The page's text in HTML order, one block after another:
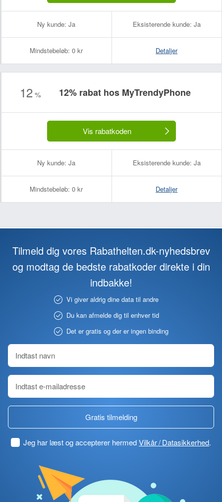
Ny kunde: Ja Eksisterende kunde: Ja
Mindstebeløb: 0 kr Detaljer
12 % 12% rabat hos MyTrendyPhone
Vis rabatkoden
Ny kunde: Ja Eksisterende kunde: Ja
Mindstebeløb: 0 kr Detaljer
Tilmeld dig vores Rabathelten.dk-nyhedsbrev
og modtag de bedste rabatkoder direkte i din
indbakke!
Vi giver aldrig dine data til andre
Du kan afmelde dig til enhver tid
Det er gratis og der er ingen binding
Gratis tilmelding
Jeg har læst og accepterer hermedVilkår / Datasikkerhed.